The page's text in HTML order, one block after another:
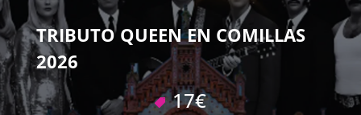
TRIBUTO QUEEN EN COMILLAS
2026
17€